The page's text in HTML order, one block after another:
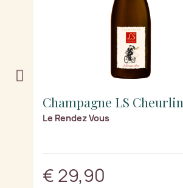
Champagne LS Cheurlin
Le Rendez Vous
€ 29,90